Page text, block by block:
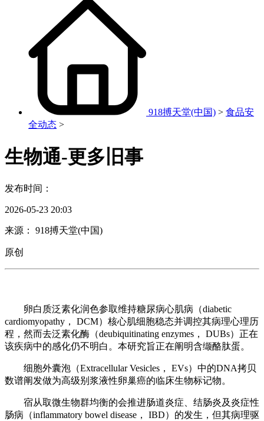
918搏天堂(中国) > 食品安
全动态 >
生物通-更多旧事
发布时间：
2026-05-23 20:03
来源： 918搏天堂(中国)
原创
卵白质泛素化润色参取维持糖尿病心肌病（diabetic
cardiomyopathy， DCM）核心肌细胞稳态并调控其病理心理历
程，然而去泛素化酶（deubiquitinating enzymes， DUBs）正在
该疾病中的感化仍不明白。本研究旨正在阐明含缬酪肽蛋。
细胞外囊泡（Extracellular Vesicles， EVs）中的DNA拷贝
数谱阐发做为高级别浆液性卵巢癌的临床生物标记物。
宿从取微生物群均衡的会推进肠道炎症、结肠炎及炎症性
肠病（inflammatory bowel disease， IBD）的发生，但其病理驱